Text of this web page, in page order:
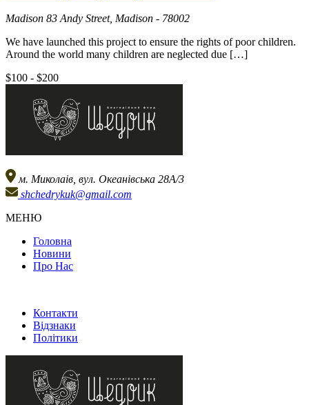
Madison 83 Andy Street, Madison - 78002
We have launched this project to ensure the rights of poor children.
Around the world many children are neglected due […]
$100 - $200
м. Миколаів, вул. Океанівська 28А/3
shchedrykuk@gmail.com
МЕНЮ
Головна
Новини
Про Нас
Контакти
Відзнаки
Політики